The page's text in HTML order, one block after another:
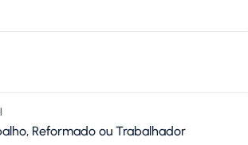
Reformado ou Trabalhador